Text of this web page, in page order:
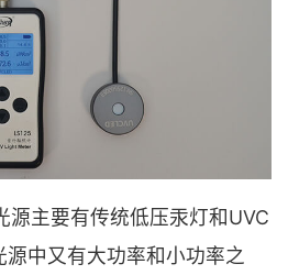
源主要有传统低压汞灯和UVC
源中又有大功率和小功率之